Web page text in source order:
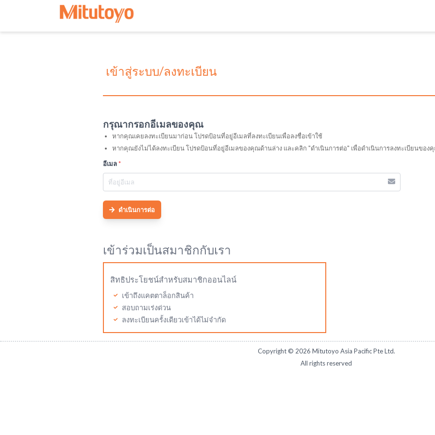
เข้าสู่ระบบ/ลงทะเบียน
กรุณากรอกอีเมลของคุณ
หากคุณเคยลงทะเบียนมาก่อน โปรดป้อนที่อยู่อีเมลที่ลงทะเบียนเพื่อลงชื่อเข้าใช้
หากคุณยังไม่ได้ลงทะเบียน โปรดป้อนที่อยู่อีเมลของคุณด้านล่าง และคลิก "ดำเนินการต่อ" เพื่อดำเนินการลงทะเบียนของ
อีเมล*
ดำเนินการต่อ
เข้าร่วมเป็นสมาชิกกับเรา
สิทธิประโยชน์สำหรับสมาชิกออนไลน์
เข้าถึงแคตตาล็อกสินค้า
สอบถามเร่งด่วน
ลงทะเบียนครั้งเดียวเข้าได้ไม่จำกัด
Copyright © 2026 Mitutoyo Asia Pacific Pte Ltd.
All rights reserved